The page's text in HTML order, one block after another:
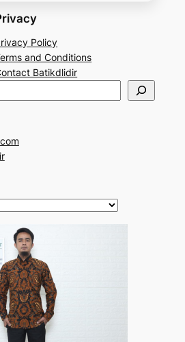
Policy
and Conditions
Batikdlidir